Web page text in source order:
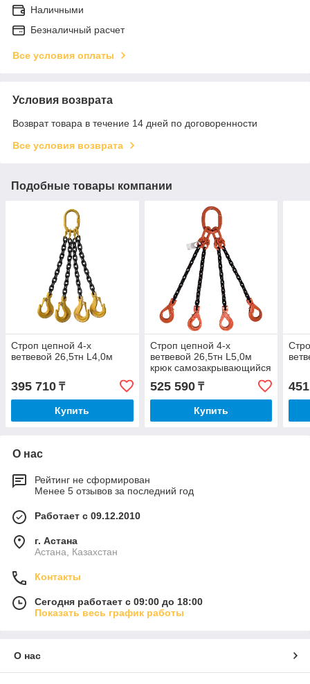
Наличными
Безналичный расчет
Все условия оплаты
Условия возврата
Возврат товара в течение 14 дней по договоренности
Все условия возврата
Подобные товары компании
Строп цепной 4-х
ветвевой 26,5тн L4,0м
395 710 ₸
Купить
Строп цепной 4-х
ветвевой 26,5тн L5,0м
крюк самозакрывающийся
525 590₸
Купить
О нас
Рейтинг не сформирован
Менее 5 отзывов за последний год
Работает с 09.12.2010
г. Астана
Астана, Казахстан
Контакты
Сегодня работает с 09:00 до 18:00
Показать весь график работы
О нас